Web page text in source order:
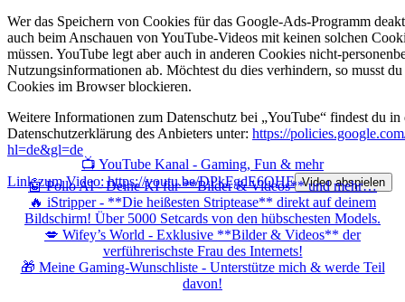
Wer das Speichern von Cookies für das Google-Ads-Programm
auch beim Anschauen von YouTube-Videos mit keinen solchen
müssen. YouTube legt aber auch in anderen Cookies nicht-
Nutzungsinformationen ab. Möchtest du dies verhindern, so musst
Cookies im Browser blockieren.
Weitere Informationen zum Datenschutz bei „YouTube“ findest du in
Datenschutzerklärung des Anbieters unter: https://
hl=de&gl=de
Link zum Video: https://youtu.be/DPkFgdE6QHE Video abspielen
📺 YouTube Kanal - Gaming, Fun & mehr
🤖 Pollo AI - Deine KI für **Bilder & Videos** und mehr…
🔥 iStripper - **Die heißesten Striptease** direkt auf deinem
Bildschirm! Über 5000 Setcards von den hübschesten Models.
💋 Wifey’s World - Exklusive **Bilder & Videos** der
verführerischste Frau des Internets!
🎁 Meine Gaming-Wunschliste - Unterstütze mich & werde Teil
davon!